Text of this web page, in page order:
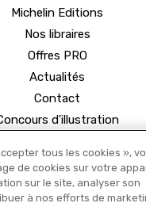
Michelin Editions
Nos libraires
Offres PRO
Actualités
Contact
d'illustration
tous les cookies »,
de cookies sur votre
sur le site, analyser son
à nos efforts de